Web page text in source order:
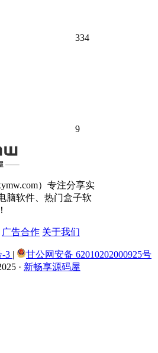
334
9
）专注分享实
脑软件、热门盒子软
广告合作 关于我们
-3 |
甘公网安备 62010202000925号
· 新畅享源码屋